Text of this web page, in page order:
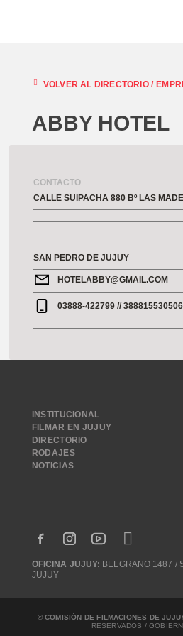
VOLVER AL DIRECTORIO /
ABBY HOTEL
CONTACTO
CALLE SUIPACHA 880 Bº LAS
SAN PEDRO DE JUJUY
HOTELABBY@GMAIL.COM
03888-422799 // 388815530506
INSTITUCIONAL
FILMAR EN JUJUY
DIRECTORIO
RODAJES
NOTICIAS
OFICINA JUJUY: BELGRANO 1487 /
JUJUY
© COMISIÓN DE FILMACIONES DE
RESERVADOS /